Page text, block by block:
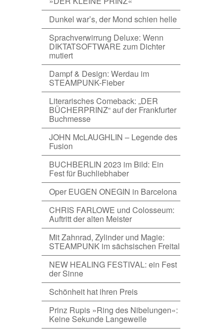
Dunkel war’s, der Mond schien helle
Sprachverwirrung Deluxe: Wenn
DIKTATSOFTWARE zum Dichter
mutiert
Dampf & Design: Werdau im
STEAMPUNK-Fieber
Literarisches Comeback: „DER
BÜCHERPRINZ“ auf der Frankfurter
Buchmesse
JOHN McLAUGHLIN – Legende des
Fusion
BUCHBERLIN 2023 im Bild: Ein
Fest für Buchliebhaber
Oper EUGEN ONEGIN in Barcelona
CHRIS FARLOWE und Colosseum:
Auftritt der alten Meister
Mit Zahnrad, Zylinder und Magie:
STEAMPUNK im sächsischen Freital
NEW HEALING FESTIVAL: ein Fest
der Sinne
Schönheit hat ihren Preis
Prinz Rupis »Ring des Nibelungen«:
Keine Sekunde Langeweile